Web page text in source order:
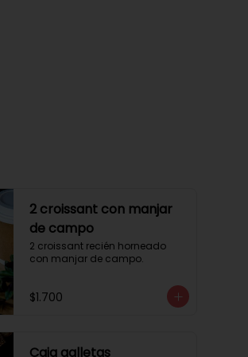
2 croissant con manjar
de campo
2 croissant recién horneado
con manjar de campo.
$1.700
Caja galletas